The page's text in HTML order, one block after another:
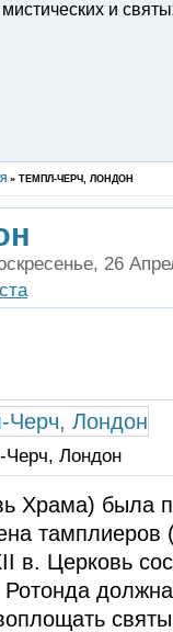
и
» ТЕМПЛ-ЧЕРЧ, ЛОНДОН
26
Черч, Лондон
Храма) была
Церковь